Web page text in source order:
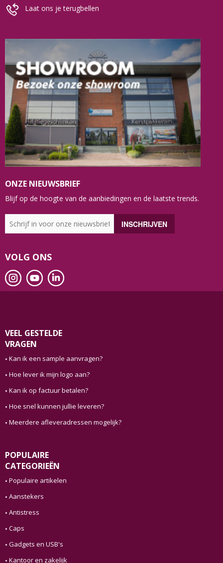
Laat ons je terugbellen
ONZE NIEUWSBRIEF
Blijf op de hoogte van de aanbiedingen en de laatste trends.
VOLG ONS
VEEL GESTELDE
VRAGEN
Kan ik een sample aanvragen?
Hoe lever ik mijn logo aan?
Kan ik op factuur betalen?
Hoe snel kunnen jullie leveren?
Meerdere afleveradressen mogelijk?
POPULAIRE
CATEGORIEËN
Populaire artikelen
Aanstekers
Antistress
Caps
Gadgets en USB's
Kantoor en zakelijk